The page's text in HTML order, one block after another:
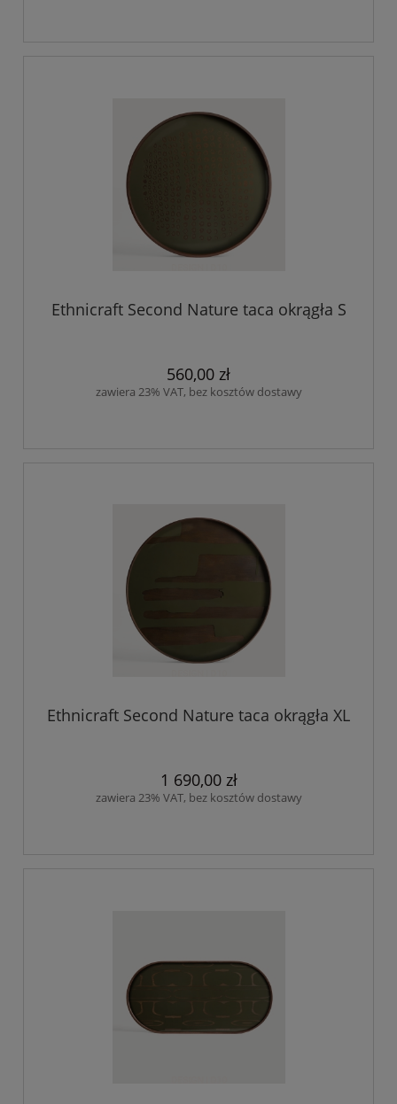
Ethnicraft Second Nature taca okrągła S
560,00 zł
zawiera 23% VAT, bez kosztów dostawy
Ethnicraft Second Nature taca okrągła XL
1 690,00 zł
zawiera 23% VAT, bez kosztów dostawy